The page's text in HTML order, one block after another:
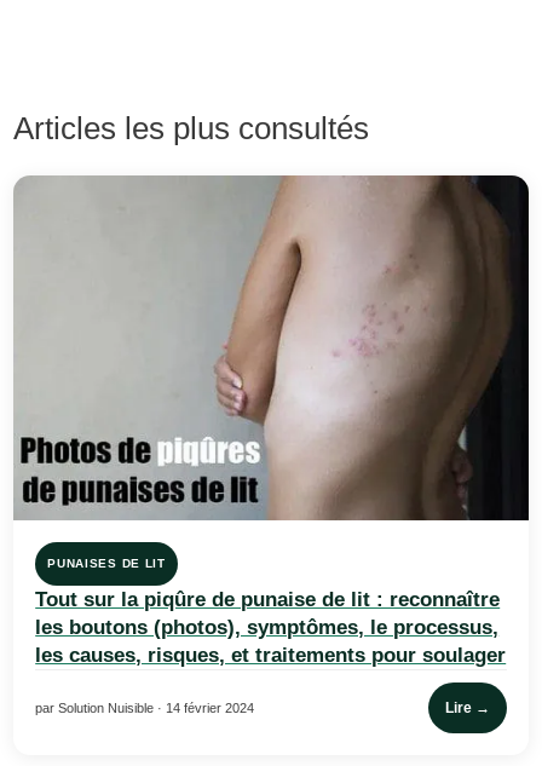
Articles les plus consultés
PUNAISES DE LIT
Tout sur la piqûre de punaise de lit : reconnaître
les boutons (photos), symptômes, le processus,
les causes, risques, et traitements pour soulager
par Solution Nuisible · 14 février 2024 Lire →